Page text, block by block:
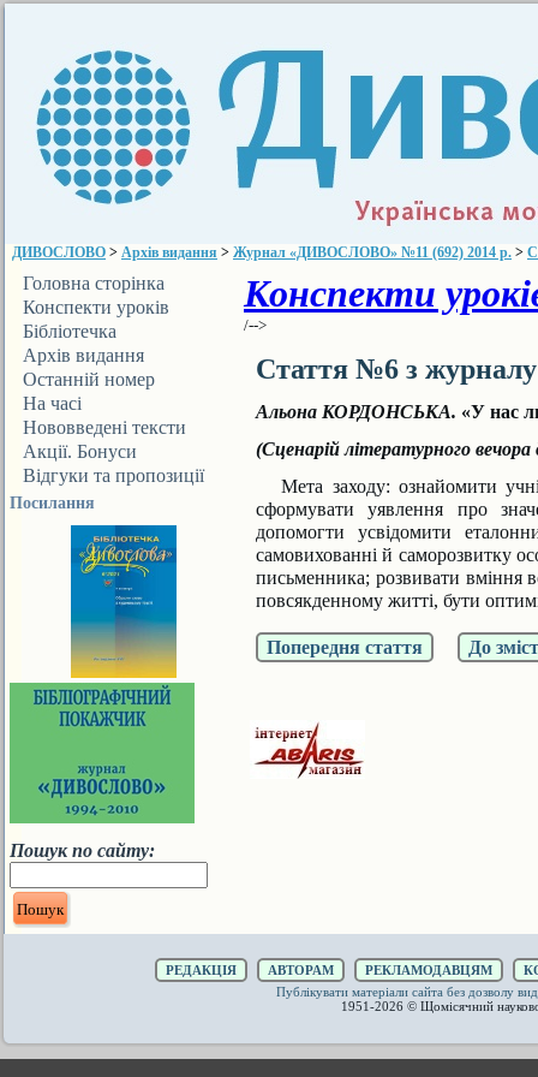
ДИВОСЛОВО > Архів видання > Журнал «ДИВОСЛОВО» №11 (692) 2014 р. >
Головна сторінка
Конспекти уроків
Бібліотечка
ДИВОСЛОВА
Архів видання
Останній номер
На часі
Нововведені тексти
Акції. Бонуси
Відгуки та пропозиції
Посилання
Пошук по сайту:
Конспекти
/-->
Стаття №6 з
Альона КОРДОНСЬКА. «У нас
(Сценарій літературного вечора
Мета заходу: ознайомити
сформувати уявлення про
допомогти усвідомити
самовихованні й саморозвитку
письменника; розвивати вміння
повсякденному житті, бути
Попередня стаття До
РЕДАКЦІЯ АВТОРАМ РЕКЛАМОДАВЦЯМ
Публікувати матеріали сайта без дозволу
1951-2026 © Щомісячний